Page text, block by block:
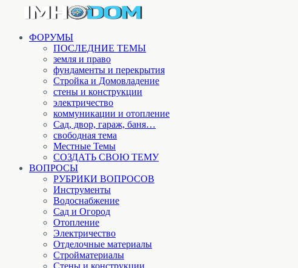
ФОРУМЫ
ПОСЛЕДНИЕ ТЕМЫ
земля и право
фундаменты и перекрытия
Стройка и Домовладение
стены и конструкции
электричество
коммуникации и отопление
Cад, двор, гараж, баня…
свободная тема
Местные Темы
СОЗДАТЬ СВОЮ ТЕМУ
ВОПРОСЫ
РУБРИКИ ВОПРОСОВ
Инструменты
Водоснабжение
Сад и Огород
Отопление
Электричество
Отделочные материалы
Стройматериалы
Стены и конструкции